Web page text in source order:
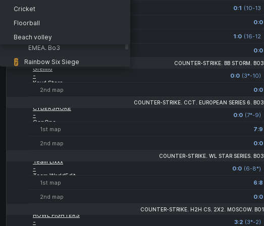
-
0:1 (10-13
0:0
-
Partizan
1:0 (16-12
3rd map
0:0
COUNTER-STRIKE. BB STORM. BO3
Gremio
-
Keyd Stars
0:0 (3*-10)
2nd map
0:0
COUNTER-STRIKE. CCT. EUROPEAN SERIES 6. BO3
CYBERSHOKE
-
GenOne
0:0 (7*-9)
1st map
7:9
2nd map
0:0
COUNTER-STRIKE. WL STAR SERIES. BO3
Team Lixxx
-
Team WorldEdit
0:0 (6-8*)
1st map
6:8
2nd map
0:0
COUNTER-STRIKE. H2H CS. 2X2. MOSCOW. BO1
HOWL FIGHTERS
-
3:2 (3*-2)
LEC
Valorant
Champions Tour
EMEA. Bo3
Rainbow Six Siege
Esports World Cup
Cricket
Floorball
Beach volley